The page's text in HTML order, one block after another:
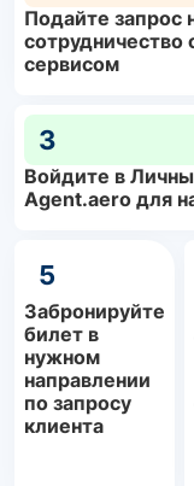
Подайте запрос
сотрудничество
сервисом
3
Войдите в
Agent.aero для
5
Забронируйте
билет в
нужном
направлении
по запросу
клиента